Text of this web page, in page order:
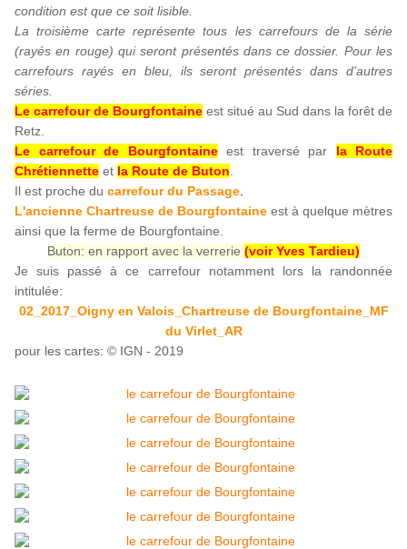
condition est que ce soit lisible.
La troisième carte représente tous les carrefours de la série
(rayés en rouge) qui seront présentés dans ce dossier. Pour les
carrefours rayés en bleu, ils seront présentés dans d'autres
séries.
Le carrefour de Bourgfontaine est situé au Sud dans la forêt de
Retz.
Le carrefour de Bourgfontaineest traversé par la Route
Chrétiennette et la Route de Buton
Il est proche du carrefour du Passage
L'ancienne Chartreuse de Bourgfontaine est à quelque mètres
ainsi que la ferme de Bourgfontaine.
Buton: en rapport avec la verrerie (voir Yves Tardieu)
Je suis passé à ce carrefour notamment lors la randonnée
intitulée:
02_2017_Oigny en Valois_Chartreuse de Bourgfontaine_MF
du Virlet_AR
pour les cartes: © IGN - 2019